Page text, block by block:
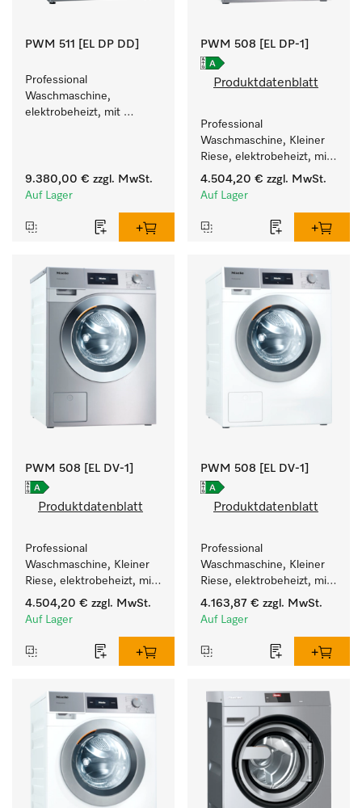
PWM 511 [EL DP DD]
Professional
Waschmaschine,
elektrobeheizt, mit
9.380,00 € zzgl. MwSt.
Auf Lager
PWM 508 [EL DP-1]
Produktdatenblatt
Professional
Waschmaschine, Kleiner
Riese, elektrobeheizt, mit
Ablaufpumpe und
zielgruppenspezifischen
Leistung 8 kg  in 49 min .
4.504,20 € zzgl. MwSt.
Auf Lager
PWM 508 [EL DV-1]
Produktdatenblatt
Professional
Waschmaschine, Kleiner
Riese, elektrobeheizt, mit
Ablaufventil und
zielgruppenspezifischen
Leistung 8 kg  in 49 min .
4.504,20 € zzgl. MwSt.
Auf Lager
PWM 508 [EL DV-1]
Produktdatenblatt
Professional
Waschmaschine, Kleiner
Riese, elektrobeheizt, mit
Ablaufventil und
zielgruppenspezifischen
Leistung 8 kg  in 49 min .
4.163,87 € zzgl. MwSt.
Auf Lager